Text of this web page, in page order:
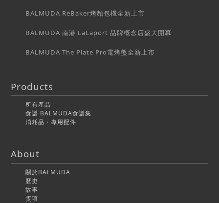
BALMUDA ReBaker烤麵包機全新上市
BALMUDA 南港 LaLaport 品牌概念店盛大開幕
BALMUDA The Plate Pro電烤盤全新上市
Products
所有產品
食譜 BALMUDA食譜集
消耗品・專用配件
About
關於BALMUDA
歷史
故事
獎項